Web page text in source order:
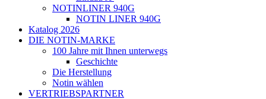
NOTINLINER 940G
NOTIN LINER 940G
Katalog 2026
DIE NOTIN-MARKE
100 Jahre mit Ihnen unterwegs
Geschichte
Die Herstellung
Notin wählen
VERTRIEBSPARTNER